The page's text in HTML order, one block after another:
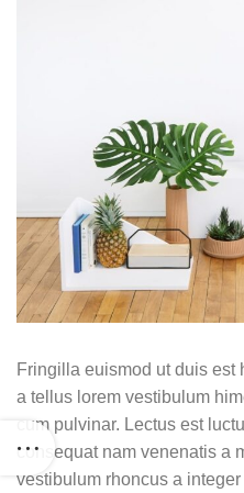
Fringilla euismod ut duis est
a tellus lorem vestibulum
cum pulvinar. Lectus est
consequat nam venenatis a
vestibulum rhoncus a